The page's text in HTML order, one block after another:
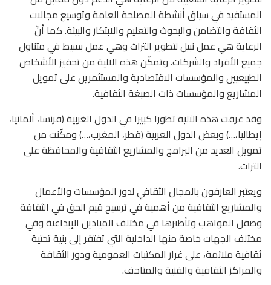
المستفيد في سياق أنشطة المصلحة العامة وتوسيع مجالات
الثقافة والتضامن والبحوث والتعليم والابتكار والبيئة. كما أنّ
الرعاية هي عمل نبيل لتطوير التراث وهي عمل بسيط في متناول
جميع الأفراد والشركات. وتمكّن هذه الآلية من تحفيز الأشخاص
الطبيعيين والمؤسسات الاقتصادية والمستثمرين على تمويل
المشاريع والمؤسسات ذات الصبغة الثقافية.
وقد عرفت هذه الآلية تطورا كبيرا في الدول الغربية (فرنسا، ألمانيا،
إيطاليا،…) وبعض الدول العربية (قطر، المغرب،…) ومكّنت من
تمويل العديد من البرامج والمشاريع الثقافية والمحافظة على
التراث.
ويعتبر العارفون بالمجال الثقافي لدور المؤسسات والأعمال
والمشاريع الثقافية من أهمية في ترسيخ قيم الحق في الثقافة
وصقل المواهب وتأطيرها في مختلف الميادين الإبداعية وفي
مختلف الجهات خاصة منها الداخلية التي تفتقر إلى بنية تحتية
ثقافية ملائمة، على غرار المكتبات العمومية ودور الثقافة
والمراكز الثقافية والفنية والمتاحف.